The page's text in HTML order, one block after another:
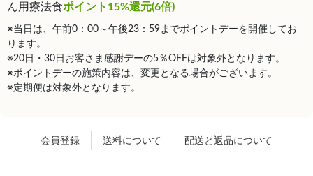
ん用療法食ポイント15%還元(6倍)
※当日は、午前0：00～午後23：59までポイントデーを開催してお
ります。
※20日・30日お客さま感謝デーの5％OFFは対象外となります。
※ポイントデーの施策内容は、変更となる場合がございます。
※定期便は対象外となります。
会員登録 送料について 配送と返品について